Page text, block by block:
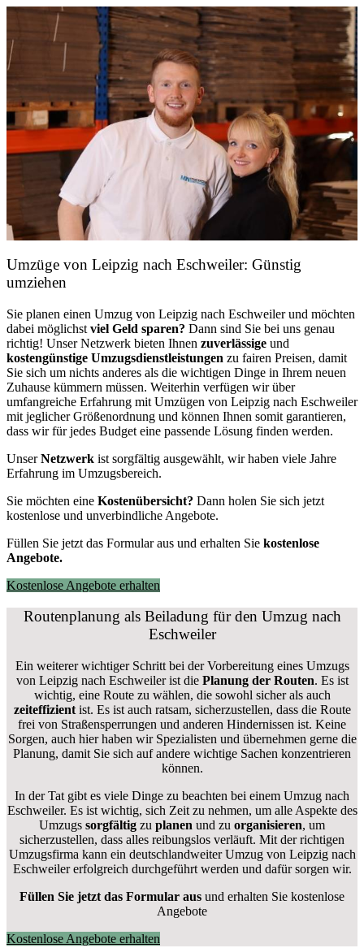
Umzüge von Leipzig nach Eschweiler: Günstig
umziehen
Sie planen einen Umzug von Leipzig nach Eschweiler und möchten
dabei möglichst viel Geld sparen? Dann sind Sie bei uns genau
richtig! Unser Netzwerk bieten Ihnen zuverlässige und
kostengünstige Umzugsdienstleistungen zu fairen Preisen, damit
Sie sich um nichts anderes als die wichtigen Dinge in Ihrem neuen
Zuhause kümmern müssen. Weiterhin verfügen wir über
umfangreiche Erfahrung mit Umzügen von Leipzig nach Eschweiler
mit jeglicher Größenordnung und können Ihnen somit garantieren,
dass wir für jedes Budget eine passende Lösung finden werden.
UnserNetzwerk ist sorgfältig ausgewählt, wir haben viele Jahre
Erfahrung im Umzugsbereich.
Sie möchten eine Kostenübersicht? Dann holen Sie sich jetzt
kostenlose und unverbindliche Angebote.
Füllen Sie jetzt das Formular aus und erhalten Sie kostenlose
Angebote.
Kostenlose Angebote erhalten
Routenplanung als Beiladung für den Umzug nach
Eschweiler
Ein weiterer wichtiger Schritt bei der Vorbereitung eines Umzugs
von Leipzig nach Eschweiler ist diePlanung der Routen. Es ist
wichtig, eine Route zu wählen, die sowohl sicher als auch
zeiteffizientist. Es ist auch ratsam, sicherzustellen, dass die Route
frei von Straßensperrungen und anderen Hindernissen ist. Keine
Sorgen, auch hier haben wir Spezialisten und übernehmen gerne die
Planung, damit Sie sich auf andere wichtige Sachen konzentrieren
können.
In der Tat gibt es viele Dinge zu beachten bei einem Umzug nach
Eschweiler. Es ist wichtig, sich Zeit zu nehmen, um alle Aspekte des
Umzugs sorgfältig zu planen und zu organisieren, um
sicherzustellen, dass alles reibungslos verläuft. Mit der richtigen
Umzugsfirma kann ein deutschlandweiter Umzug von Leipzig nach
Eschweiler erfolgreich durchgeführt werden und dafür sorgen wir.
Füllen Sie jetzt das Formular aus und erhalten Sie kostenlose
Angebote
Kostenlose Angebote erhalten